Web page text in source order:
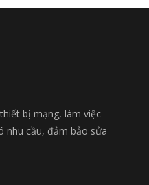
bị mạng, làm việc
nhu cầu, đảm bảo sửa